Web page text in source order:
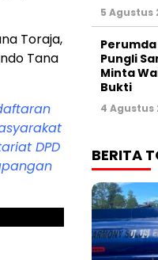
Toraja,
Tana
DPD
5 Agustus
Pungli
Minta
Bukti
4 Agustus
BERITA